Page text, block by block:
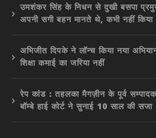
उमशंकर सिंह के निधन से दुखी बसपा
अपनी सगी बहन मानते थे, कभी नहीं किया
अभिजीत दिपके ने लॉन्च किया नया
शिक्षा कमाई का जरिया नहीं
रेप कांड : तहलका मैगज़ीन के पूर्व
बॉम्बे हाई कोर्ट ने सुनाई 10 साल की सजा